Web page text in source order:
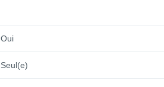
Oui
Seul(e)